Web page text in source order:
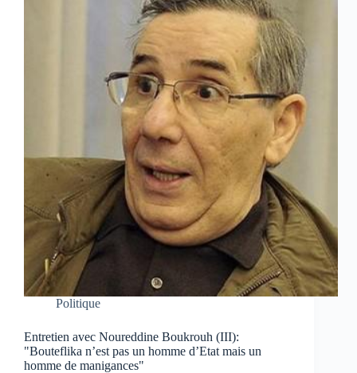
Politique
Entretien avec Noureddine Boukrouh (III):
"Bouteflika n’est pas un homme d’Etat mais un
homme de manigances"